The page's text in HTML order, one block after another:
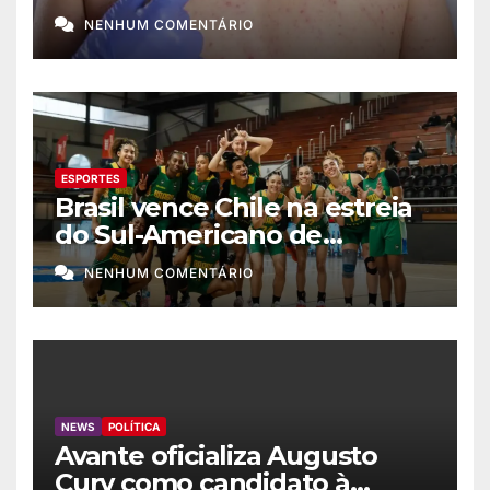
NENHUM COMENTÁRIO
ESPORTES
Brasil vence Chile na estreia
do Sul-Americano de
basquete feminino
NENHUM COMENTÁRIO
NEWS POLÍTICA
Avante oficializa Augusto
Cury como candidato à